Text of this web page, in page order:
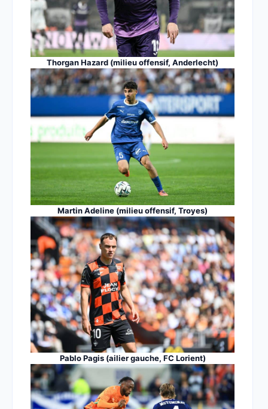
Thorgan Hazard (milieu offensif, Anderlecht)
Martin Adeline (milieu offensif, Troyes)
Pablo Pagis (ailier gauche, FC Lorient)